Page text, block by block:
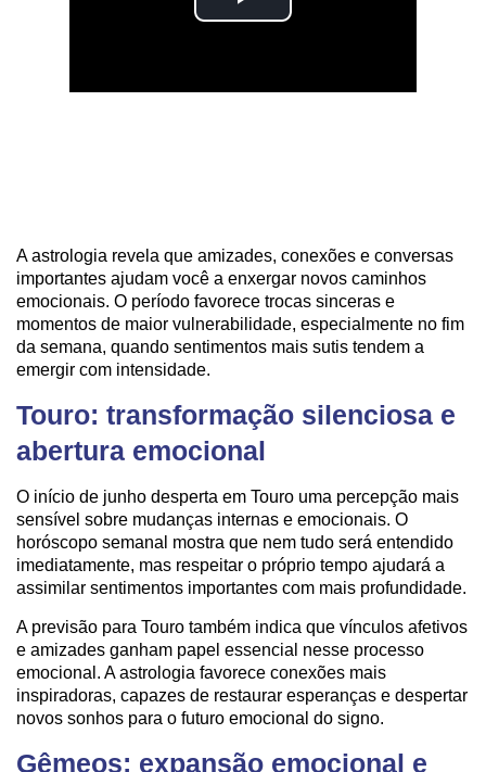
A astrologia revela que amizades, conexões e conversas
importantes ajudam você a enxergar novos caminhos
emocionais. O período favorece trocas sinceras e
momentos de maior vulnerabilidade, especialmente no fim
da semana, quando sentimentos mais sutis tendem a
emergir com intensidade.
Touro: transformação silenciosa e
abertura emocional
O início de junho desperta em Touro uma percepção mais
sensível sobre mudanças internas e emocionais. O
horóscopo semanal mostra que nem tudo será entendido
imediatamente, mas respeitar o próprio tempo ajudará a
assimilar sentimentos importantes com mais profundidade.
A previsão para Touro também indica que vínculos afetivos
e amizades ganham papel essencial nesse processo
emocional. A astrologia favorece conexões mais
inspiradoras, capazes de restaurar esperanças e despertar
novos sonhos para o futuro emocional do signo.
Gêmeos: expansão emocional e